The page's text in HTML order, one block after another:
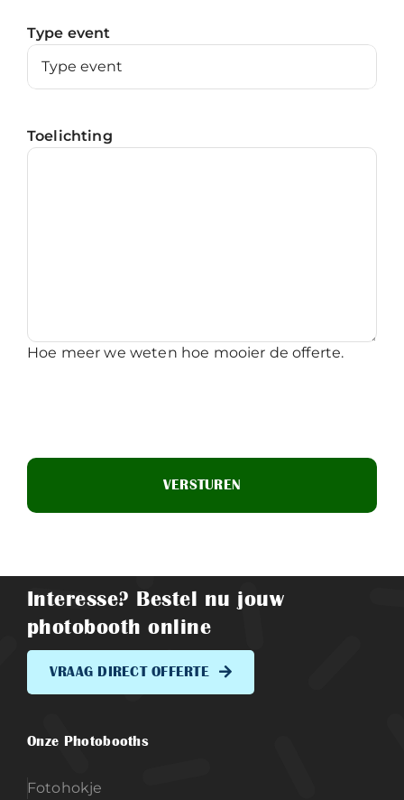
Type event
Toelichting
Hoe meer we weten hoe mooier de offerte.
Interesse? Bestel nu jouw
photobooth online
VRAAG DIRECT OFFERTE
Onze Photobooths
Fotohokje